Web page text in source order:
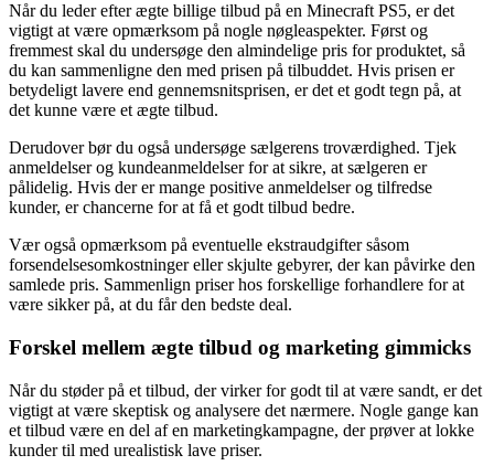
Når du leder efter ægte billige tilbud på en Minecraft PS5, er det
vigtigt at være opmærksom på nogle nøgleaspekter. Først og
fremmest skal du undersøge den almindelige pris for produktet, så
du kan sammenligne den med prisen på tilbuddet. Hvis prisen er
betydeligt lavere end gennemsnitsprisen, er det et godt tegn på, at
det kunne være et ægte tilbud.
Derudover bør du også undersøge sælgerens troværdighed. Tjek
anmeldelser og kundeanmeldelser for at sikre, at sælgeren er
pålidelig. Hvis der er mange positive anmeldelser og tilfredse
kunder, er chancerne for at få et godt tilbud bedre.
Vær også opmærksom på eventuelle ekstraudgifter såsom
forsendelsesomkostninger eller skjulte gebyrer, der kan påvirke den
samlede pris. Sammenlign priser hos forskellige forhandlere for at
være sikker på, at du får den bedste deal.
Forskel mellem ægte tilbud og marketing gimmicks
Når du støder på et tilbud, der virker for godt til at være sandt, er det
vigtigt at være skeptisk og analysere det nærmere. Nogle gange kan
et tilbud være en del af en marketingkampagne, der prøver at lokke
kunder til med urealistisk lave priser.